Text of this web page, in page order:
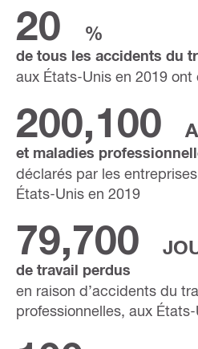
20 %
de tous les accidents du
aux États-Unis en 2019 ont
200,100
et maladies
déclarés par les
États-Unis en 2019
79,700
de travail perdus
en raison d’accidents du
professionnelles, aux